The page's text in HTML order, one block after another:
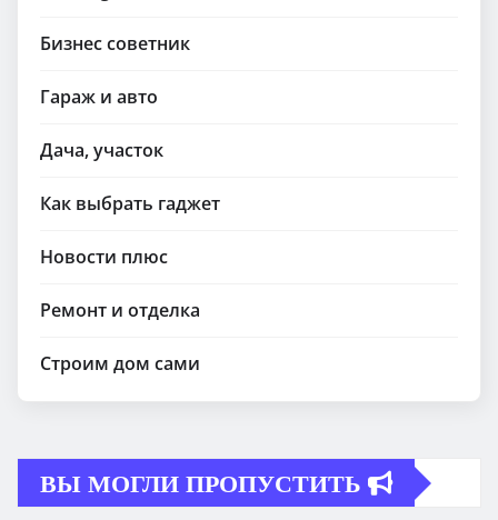
Бизнес советник
Гараж и авто
Дача, участок
Как выбрать гаджет
Новости плюс
Ремонт и отделка
Строим дом сами
ВЫ МОГЛИ ПРОПУСТИТЬ